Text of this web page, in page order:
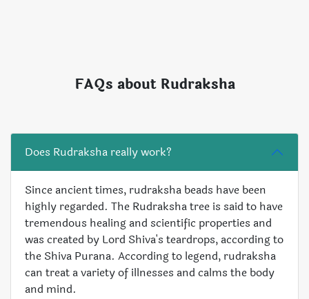
FAQs about Rudraksha
Does Rudraksha really work?
Since ancient times, rudraksha beads have been
highly regarded. The Rudraksha tree is said to have
tremendous healing and scientific properties and
was created by Lord Shiva's teardrops, according to
the Shiva Purana. According to legend, rudraksha
can treat a variety of illnesses and calms the body
and mind.